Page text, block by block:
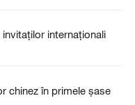
internaționali
chinez în primele șase